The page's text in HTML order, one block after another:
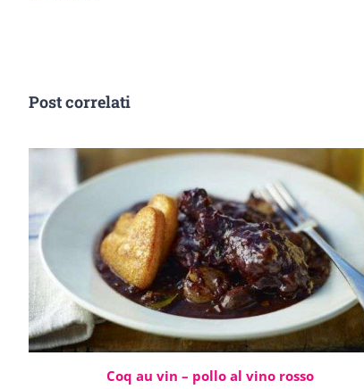
Post correlati
Coq au vin – pollo al vino rosso